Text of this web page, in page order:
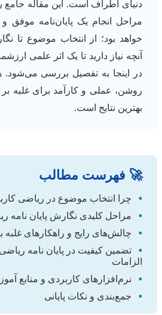
دنیای اطراف است. این مقاله جامع
مراحل انجام یک پایان‌نامه موفق
خواهد بود؛ از انتخاب موضوع تا
آنچه نیاز دارید تا یک اثر علمی
در اینجا به تفصیل بررسی می‌شود.
روشن، عملی و کارآمد برای غلبه
بهترین نتایج است.
🚀 فهرست مطالب
•
چرا انتخاب موضوع در ریاضی
•
مراحل کلیدی نگارش پایان نامه
•
چالش‌های رایج و راهکارهای غلبه
•
تضمین کیفیت در پایان نامه
الزامات
•
نرم‌افزارهای کاربردی و منابع
•
جمع‌بندی و نکات پایانی